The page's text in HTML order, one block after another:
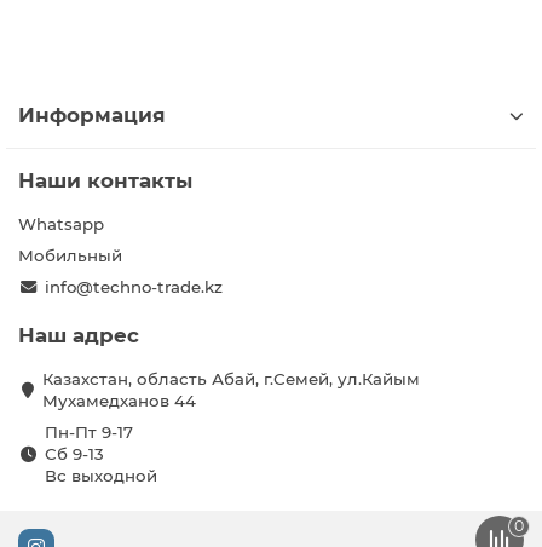
Информация
Наши контакты
Whatsapp
Мобильный
info@techno-trade.kz
Наш адрес
Казахстан, область Абай, г.Семей, ул.Кайым
Мухамедханов 44
Пн-Пт 9-17
Сб 9-13
Вс выходной
0